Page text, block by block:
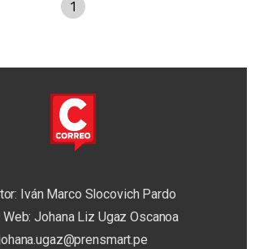
1
Iván Marco Slocovich Pardo
Web: Johana Liz Ugaz Oscanoa